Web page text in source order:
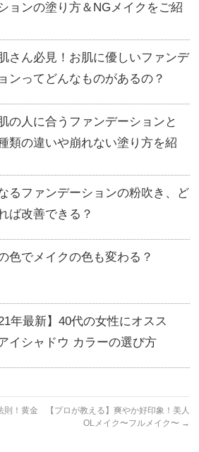
ョンの塗り方＆NGメイクをご紹
さん必見！お肌に優しいファンデ
ンってどんなものがあるの？
の人に合うファンデーションと
類の違いや崩れない塗り方を紹
るファンデーションの粉吹き、ど
ば改善できる？
色でメイクの色も変わる？
年最新】40代の女性にオスス
イシャドウ カラーの選び方
則！黄金
【プロが教える】爽やか好印象！美人
OLメイク〜フルメイク〜 →